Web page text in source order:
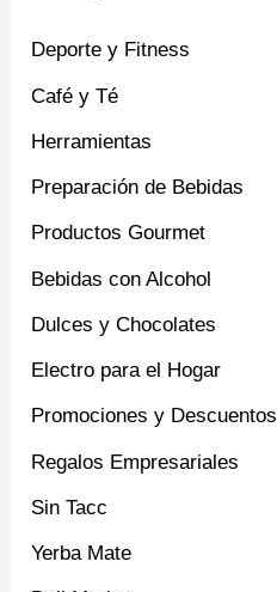
Deporte y Fitness
Café y Té
Herramientas
Preparación de Bebidas
Productos Gourmet
Bebidas con Alcohol
Dulces y Chocolates
Electro para el Hogar
Promociones y Descuentos
Regalos Empresariales
Sin Tacc
Yerba Mate